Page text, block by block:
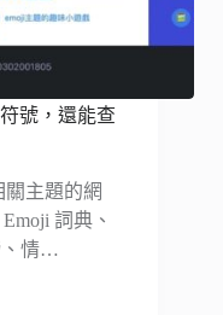
號，還能查
主題的網
詞典、
、情…